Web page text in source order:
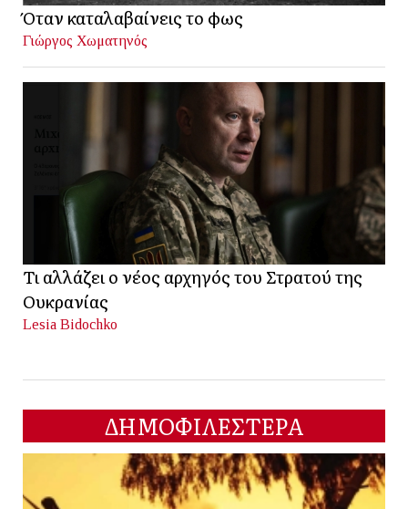
Όταν καταλαβαίνεις το φως
Γιώργος Χωματηνός
Τι αλλάζει ο νέος αρχηγός του Στρατού της
Ουκρανίας
Lesia Bidochko
ΔΗΜΟΦΙΛΕΣΤΕΡΑ